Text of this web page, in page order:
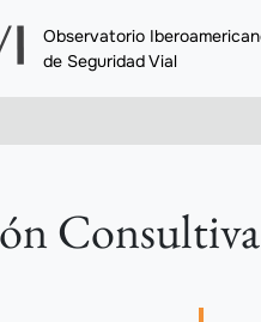
Observatorio
de Seguridad Vial
Consultiva